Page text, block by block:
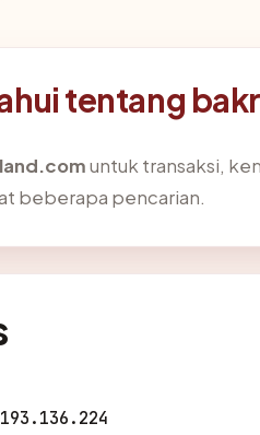
tentang
untuk transaksi,
beberapa pencarian.